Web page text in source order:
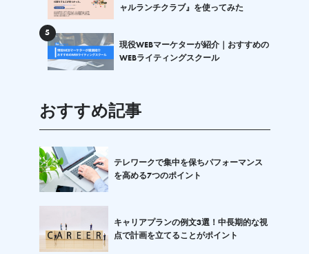
ャルランチクラブ』を使ってみた
5
現役WEBマーケターが紹介｜おすすめの
WEBライティングスクール
おすすめ記事
テレワークで集中を保ちパフォーマンス
を高める7つのポイント
キャリアプランの例文3選！中長期的な視
点で計画を立てることがポイント